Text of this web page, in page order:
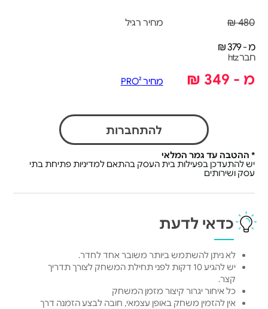
480 ₪ מחיר רגיל
מ - 379 ₪
חבר htz
מ - 349 ₪ מחיר PRO²
להתחברות
* ההטבה עד גמר המלאי
יש להתעדכן בפעילות בית העסק בהתאם למדיניות פתיחת בתי
עסק ושירותים
כדאי לדעת
לא ניתן להשתמש ביותר משובר אחד לחדר.
יש להגיע 10 דקות לפני תחילת המשחק לצורך תדריך
קצר.
כל איחור יגרור קיצור מזמן המשחק
אין להזמין משחק באופן עצמאי, חובה לבצע הזמנה דרך